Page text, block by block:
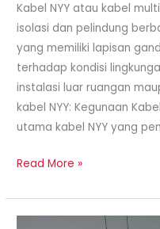
Kabel NYY atau kabel
isolasi dan pelindung
yang memiliki lapisan
terhadap kondisi
instalasi luar ruangan
kabel NYY: Kegunaan
utama kabel NYY yang
Listrik
Read More »